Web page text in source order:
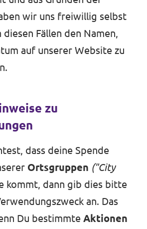
wir uns freiwillig selbst
Fällen den Namen,
auf unserer Website zu
zu
dass deine Spende
Ortsgruppen ("City
kommt, dann gib dies bitte
an. Das
Du bestimmte Aktionen